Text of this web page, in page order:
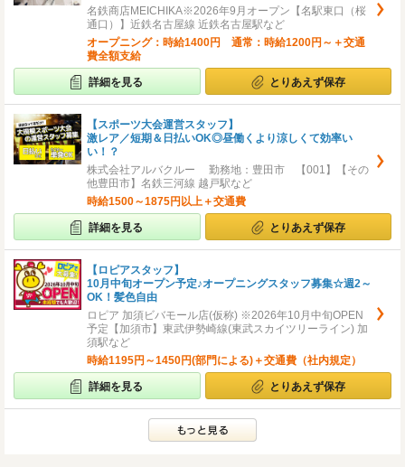
名鉄商店MEICHIKA※2026年9月オープン【名駅東口（桜
通口）】近鉄名古屋線 近鉄名古屋駅など
オープニング：時給1400円 通常：時給1200円～＋交通
費全額支給
詳細を見る とりあえず保存
【スポーツ大会運営スタッフ】
激レア／短期＆日払いOK◎昼働くより涼しくて効率い
い！？
株式会社アルバクルー 勤務地：豊田市 【001】【その
他豊田市】名鉄三河線 越戸駅など
時給1500～1875円以上＋交通費
詳細を見る とりあえず保存
【ロピアスタッフ】
10月中旬オープン予定♪オープニングスタッフ募集☆週2～
OK！髪色自由
ロピア 加須ビバモール店(仮称) ※2026年10月中旬OPEN
予定【加須市】東武伊勢崎線(東武スカイツリーライン) 加
須駅など
時給1195円～1450円(部門による)＋交通費（社内規定）
詳細を見る とりあえず保存